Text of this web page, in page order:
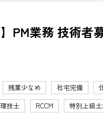
PM業務 技術
残業少なめ 社宅完備
技士 RCCM
特別上級土